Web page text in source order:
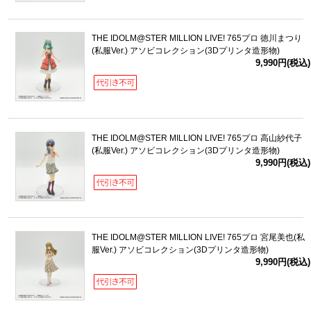
THE IDOLM@STER MILLION LIVE! 765プロ 徳川まつり
(私服Ver.) アソビコレクション(3Dプリンタ造形物)
9,990円(税込)
THE IDOLM@STER MILLION LIVE! 765プロ 高山紗代子
(私服Ver.) アソビコレクション(3Dプリンタ造形物)
9,990円(税込)
THE IDOLM@STER MILLION LIVE! 765プロ 宮尾美也(私
服Ver.) アソビコレクション(3Dプリンタ造形物)
9,990円(税込)